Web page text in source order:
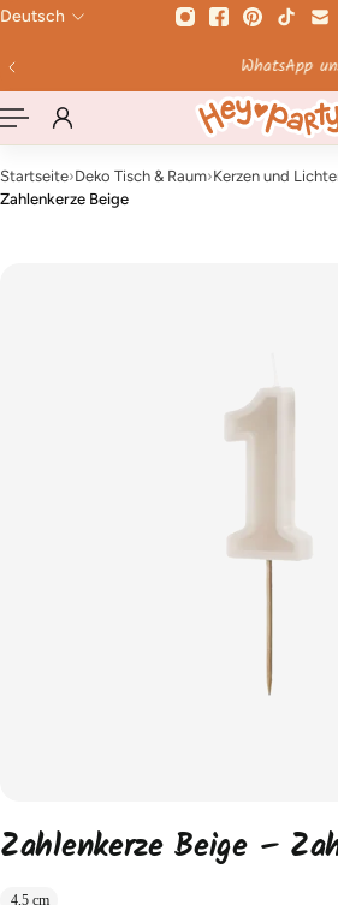
WhatsApp uns!
Deutsch
Startseite›Deko Tisch & Raum›Kerzen und
Zahlenkerze Beige
Zahlenkerze Beige –
4,5 cm